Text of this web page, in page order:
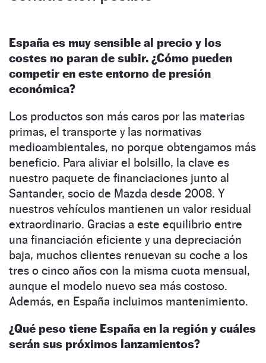
España es muy sensible al precio y los
costes no paran de subir. ¿Cómo pueden
competir en este entorno de presión
económica?
Los productos son más caros por las materias
primas, el transporte y las normativas
medioambientales, no porque obtengamos más
beneficio. Para aliviar el bolsillo, la clave es
nuestro paquete de financiaciones junto al
Santander, socio de Mazda desde 2008. Y
nuestros vehículos mantienen un valor residual
extraordinario. Gracias a este equilibrio entre
una financiación eficiente y una depreciación
baja, muchos clientes renuevan su coche a los
tres o cinco años con la misma cuota mensual,
aunque el modelo nuevo sea más costoso.
Además, en España incluimos mantenimiento.
¿Qué peso tiene España en la región y cuáles
serán sus próximos lanzamientos?